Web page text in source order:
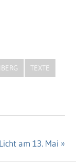
TEXTE
am 13. Mai